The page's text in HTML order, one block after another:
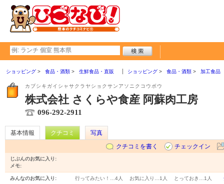
ショッピング 食品・酒類 生鮮食品・直販 ショッピング 食品・酒類 加工食品
カブシキガイシャサクラヤショクサンアソニクコウボウ
株式会社 さくらや食産 阿蘇肉工房
096-292-2911
基本情報 クチコミ
写真
クチコミを書く
チェックイン
じぶんのお気に入り:
メモ:
みんなのお気に入り: 行ってみたい！… 4人 お気に入り… 1人 とっておき… 1人